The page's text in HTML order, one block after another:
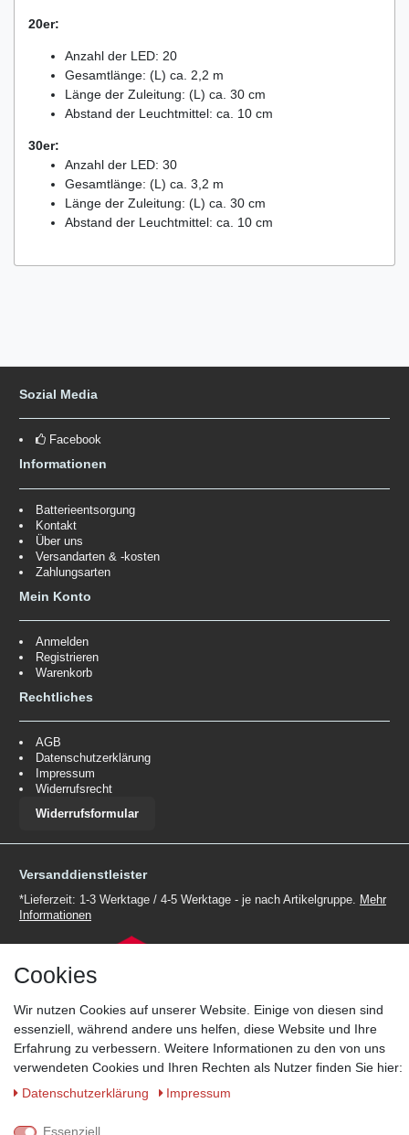
20er:
Anzahl der LED: 20
Gesamtlänge: (L) ca. 2,2 m
Länge der Zuleitung: (L) ca. 30 cm
Abstand der Leuchtmittel: ca. 10 cm
30er:
Anzahl der LED: 30
Gesamtlänge: (L) ca. 3,2 m
Länge der Zuleitung: (L) ca. 30 cm
Abstand der Leuchtmittel: ca. 10 cm
Sozial Media
Facebook
Informationen
Batterieentsorgung
Kontakt
Über uns
Versandarten & -kosten
Zahlungsarten
Mein Konto
Anmelden
Registrieren
Warenkorb
Rechtliches
AGB
Datenschutzerklärung
Impressum
Widerrufsrecht
Widerrufsformular
Versanddienstleister
*Lieferzeit: 1-3 Werktage / 4-5 Werktage - je nach Artikelgruppe. Mehr
Informationen
Zahlungsmöglichkeiten
Wir behalten uns das Recht vor im Einzelfall bestimmte
Zahlungsarten auszuschließen.Mehr Informationen
Cookies
Wir nutzen Cookies auf unserer Website. Einige von diesen sind
essenziell, während andere uns helfen, diese Website und Ihre
Erfahrung zu verbessern. Weitere Informationen zu den von uns
verwendeten Cookies und Ihren Rechten als Nutzer finden Sie hier:
Daten­schutz­erklärung
Impressum
Essenziell